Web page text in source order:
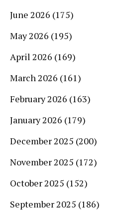
June 2026 (175)
May 2026 (195)
April 2026 (169)
March 2026 (161)
February 2026 (163)
January 2026 (179)
December 2025 (200)
November 2025 (172)
October 2025 (152)
September 2025 (186)